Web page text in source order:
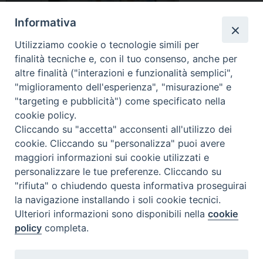
Via San Zeno, 2
56127 Pisa
Direttore: don
Francesco Bachi
Catalogo pisano
Catalogo Nazionale CEI
Biblioteca diocesana “Alessandro VII”
Via Montarioso, 35 – 53035 Monteriggioni (SI)
Direttore: Mons. Claudio Rosi
Informativa
Utilizziamo cookie o tecnologie simili per
finalità tecniche e, con il tuo consenso, anche per
altre finalità ("interazioni e funzionalità semplici",
"miglioramento dell'esperienza", "misurazione" e
"targeting e pubblicità") come specificato nella
cookie policy.
Cliccando su "accetta" acconsenti all'utilizzo dei
cookie. Cliccando su "personalizza" puoi avere
maggiori informazioni sui cookie utilizzati e
personalizzare le tue preferenze. Cliccando su
"rifiuta" o chiudendo questa informativa proseguirai
la navigazione installando i soli cookie tecnici.
Ulteriori informazioni sono disponibili nellacookie
policy completa.